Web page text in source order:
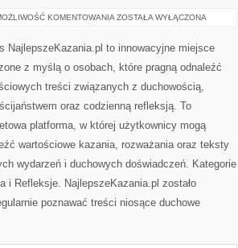
KOMENTOWANIA MODLITWA
ZOSTAŁA WYŁĄCZONA
NajlepszeKazania.pl to innowacyjne miejsce
z myślą o osobach, które pragną odnaleźć
treści związanych z duchowością,
oraz codzienną refleksją. To
platforma, w której użytkownicy mogą
wartościowe kazania, rozważania oraz teksty
wydarzeń i duchowych doświadczeń. Kategorie
i Refleksje. NajlepszeKazania.pl zostało
poznawać treści niosące duchowe